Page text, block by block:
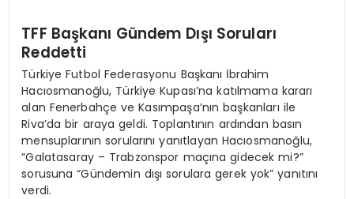
TFF Başkanı Gündem Dışı Soruları
Reddetti
Türkiye Futbol Federasyonu Başkanı İbrahim
Hacıosmanoğlu, Türkiye Kupası’na katılmama kararı
alan Fenerbahçe ve Kasımpaşa’nın başkanları ile
Riva’da bir araya geldi. Toplantının ardından basın
mensuplarının sorularını yanıtlayan Hacıosmanoğlu,
“Galatasaray – Trabzonspor maçına gidecek mi?”
sorusuna “Gündemin dışı sorulara gerek yok” yanıtını
verdi.